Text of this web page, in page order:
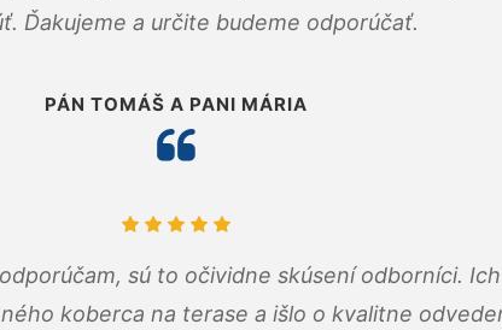
Ďakujeme a určite budeme odporúčať.
PÁN TOMÁŠ A PANI MÁRIA
sú to očividne skúsení odborníci.
koberca na terase a išlo o kvalitne